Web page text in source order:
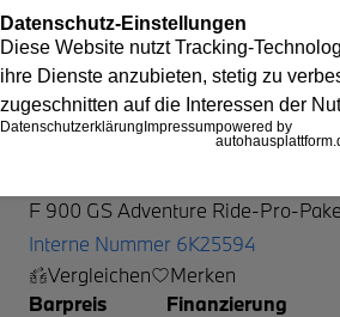
F 900 GS Adventure Ride-Pro-
Interne Nummer 6K25594
Vergleichen
Merken
Barpreis
Finanzierung